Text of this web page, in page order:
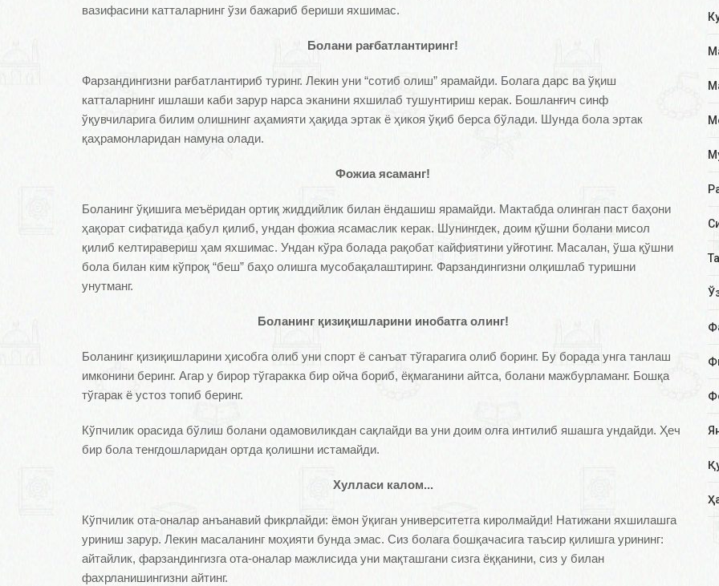
вазифасини катталарнинг ўзи бажариб бериши яхшимас.
Болани рағбатлантиринг!
Фарзандингизни рағбатлантириб туринг. Лекин уни “сотиб олиш” ярамайди. Болага дарс ва ўқиш
катталарнинг ишлаши каби зарур нарса эканини яхшилаб тушунтириш керак. Бошланғич синф
ўқувчиларига билим олишнинг аҳамияти ҳақида эртак ё ҳикоя ўқиб берса бўлади. Шунда бола эртак
қаҳрамонларидан намуна олади.
Фожиа ясаманг!
Боланинг ўқишига меъёридан ортиқ жиддийлик билан ёндашиш ярамайди. Мактабда олинган паст баҳони
ҳақорат сифатида қабул қилиб, ундан фожиа ясамаслик керак. Шунингдек, доим қўшни болани мисол
қилиб келтиравериш ҳам яхшимас. Ундан кўра болада рақобат кайфиятини уйғотинг. Масалан, ўша қўшни
бола билан ким кўпроқ “беш” баҳо олишга мусобақалаштиринг. Фарзандингизни олқишлаб туришни
унутманг.
Боланинг қизиқишларини инобатга олинг!
Боланинг қизиқишларини ҳисобга олиб уни спорт ё санъат тўгарагига олиб боринг. Бу борада унга танлаш
имконини беринг. Агар у бирор тўгаракка бир ойча бориб, ёқмаганини айтса, болани мажбурламанг. Бошқа
тўгарак ё устоз топиб беринг.
Кўпчилик орасида бўлиш болани одамовиликдан сақлайди ва уни доим олға интилиб яшашга ундайди. Ҳеч
бир бола тенгдошларидан ортда қолишни истамайди.
Хулласи калом...
Кўпчилик ота-оналар анъанавий фикрлайди: ёмон ўқиган университетга киролмайди! Натижани яхшилашга
уриниш зарур. Лекин масаланинг моҳияти бунда эмас. Сиз болага бошқачасига таъсир қилишга урининг:
айтайлик, фарзандингизга ота-оналар мажлисида уни мақташгани сизга ёққанини, сиз у билан
фахрланишингизни айтинг.